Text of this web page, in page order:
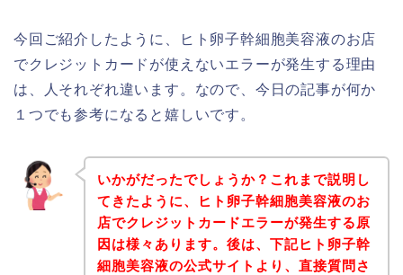
今回ご紹介したように、ヒト卵子幹細胞美容液のお店
でクレジットカードが使えないエラーが発生する理由
は、人それぞれ違います。なので、今日の記事が何か
１つでも参考になると嬉しいです。
いかがだったでしょうか？これまで説明し
てきたように、ヒト卵子幹細胞美容液のお
店でクレジットカードエラーが発生する原
因は様々あります。後は、下記ヒト卵子幹
細胞美容液の公式サイトより、直接質問さ